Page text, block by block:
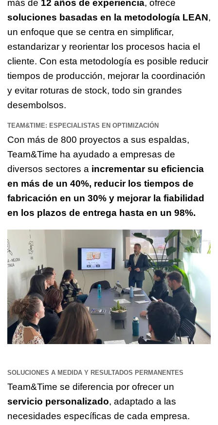
más de 12 años de experiencia, ofrece
soluciones basadas en la metodología LEAN,
un enfoque que se centra en simplificar,
estandarizar y reorientar los procesos hacia el
cliente. Con esta metodología es posible reducir
tiempos de producción, mejorar la coordinación
y evitar roturas de stock, todo sin grandes
desembolsos.
TEAM&TIME: ESPECIALISTAS EN OPTIMIZACIÓN
Con más de 800 proyectos a sus espaldas,
Team&Time ha ayudado a empresas de
diversos sectores a incrementar su eficiencia
en más de un 40%, reducir los tiempos de
fabricación en un 30% y mejorar la fiabilidad
en los plazos de entrega hasta en un 98%.
SOLUCIONES A MEDIDA Y RESULTADOS PERMANENTES
Team&Time se diferencia por ofrecer un
servicio personalizado, adaptado a las
necesidades específicas de cada empresa.